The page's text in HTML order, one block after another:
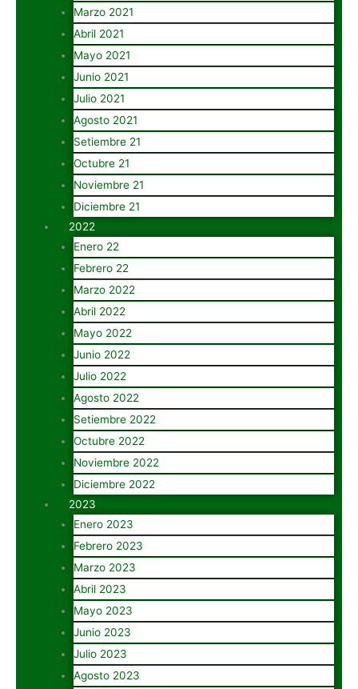
Marzo 2021
Abril 2021
Mayo 2021
Junio 2021
Julio 2021
Agosto 2021
Setiembre 21
Octubre 21
Noviembre 21
Diciembre 21
2022
Enero 22
Febrero 22
Marzo 2022
Abril 2022
Mayo 2022
Junio 2022
Julio 2022
Agosto 2022
Setiembre 2022
Octubre 2022
Noviembre 2022
Diciembre 2022
2023
Enero 2023
Febrero 2023
Marzo 2023
Abril 2023
Mayo 2023
Junio 2023
Julio 2023
Agosto 2023